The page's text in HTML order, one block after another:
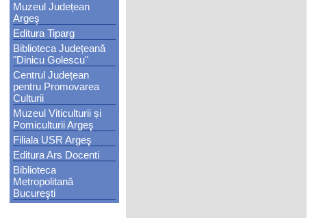
Muzeul Județean
Argeş
Editura Tiparg
Biblioteca Județeană
"Dinicu Golescu"
Centrul Județean
pentru Promovarea
Culturii
Muzeul Viticulturii și
Pomiculturii Argeş
Filiala USR Argeş
Editura Ars Docenti
Biblioteca
Metropolitană
Bucureşti